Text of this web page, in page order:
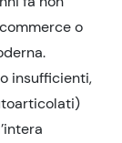
o
insufficienti,